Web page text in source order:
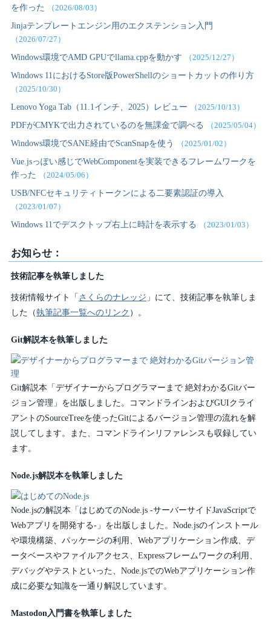
を作った （2026/08/03）
Jinjaテンプレートエンジン用のエクステンション入門
（2026/07/27）
Windows環境でAMD GPUでllama.cppを動かす （2025/12/27）
Windows 11におけるStore版PowerShellのショートカットの作り方
（2025/10/30）
Lenovo Yoga Tab（11.1インチ、2025）レビュー （2025/10/13）
PDFがCMYKで出力されているのを無課金で調べる （2025/05/04）
Windows環境でSANE経由でScanSnapを使う （2025/01/02）
Vue.jsっぽい感じでWebComponentを実装できるフレームワークを
作った
（2024/05/06）
USB/NFCセキュリティトークンによる二要素認証の導入
（2023/01/07）
Windows 11でデスクトップ右上に時計を表示する （2023/01/03）
お知らせ：
技術記事を執筆しました
技術情報サイト「さくらのナレッジ 」にて、技術記事を執筆しま
した（執筆記事一覧へのリンク ）。
Git解説本を執筆しました
Git解説本「デザイナーからプログラマーまで 絶対わかるGitバー
ジョン管理」を出版しました。コマンドラインおよびGUIクライ
アントのSourceTreeを使ったGitによるバージョン管理の流れを解
説してします。また、コマンドラインリファレンスも収録してい
ます。
Node.js解説本を執筆しました
Node.jsの解説本「はじめてのNode.js -サーバーサイドJavaScriptで
Webアプリを開発する-」を出版しました。Node.jsのインストール
や環境構築、パッケージの利用、Webアプリケーション作成、デ
ータベースやファイルアクセス、Expressフレームワークの利用、
デバッグやテストといった、Node.jsでのWebアプリケーション作
成に必要な知識を一通り解説しています。
Mastodon入門書を執筆しました